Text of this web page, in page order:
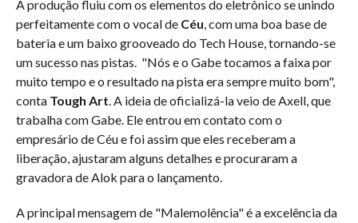
A produção fluiu com os elementos do eletrônico se unindo
perfeitamente com o vocal de Céu, com uma boa base de
bateria e um baixo grooveado do Tech House, tornando-se
um sucesso nas pistas. "Nós e o Gabe tocamos a faixa por
muito tempo e o resultado na pista era sempre muito bom",
conta Tough Art. A ideia de oficializá-la veio de Axell, que
trabalha com Gabe. Ele entrou em contato com o
empresário de Céu e foi assim que eles receberam a
liberação, ajustaram alguns detalhes e procuraram a
gravadora de Alok para o lançamento.
A principal mensagem de "Malemolência" é a excelência da